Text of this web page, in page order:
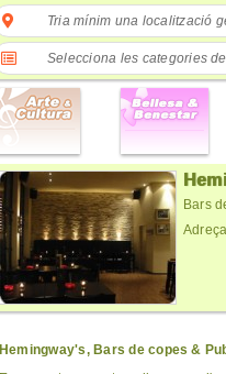
Tria mínim una localització
Selecciona les categories
Bars
Hemingway's, Bars de copes &